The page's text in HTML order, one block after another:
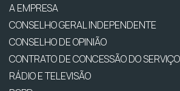
A EMPRESA
CONSELHO GERAL INDEPENDENTE
CONSELHO DE OPINIÃO
CONTRATO DE CONCESSÃO DO
RÁDIO E TELEVISÃO